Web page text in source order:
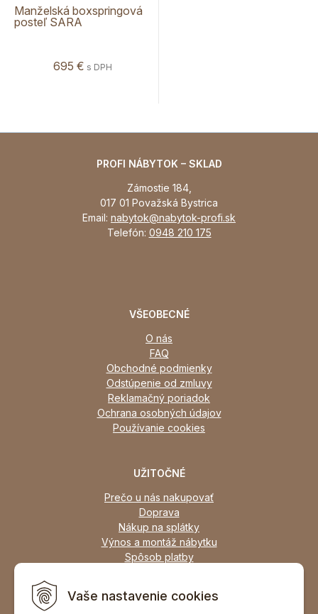
Vaše nastavenie cookies
Manželská boxspringová
posteľ SARA
695 € s DPH
PROFI NÁBYTOK – SKLAD
Zámostie 184,
017 01 Považská Bystrica
Email: nabytok@nabytok-profi.sk
Telefón: 0948 210 175
VŠEOBECNÉ
O nás
FAQ
Obchodné podmienky
Odstúpenie od zmluvy
Reklamačný poriadok
Ochrana osobných údajov
Používanie cookies
UŽITOČNÉ
Prečo u nás nakupovať
Doprava
Nákup na splátky
Výnos a montáž nábytku
Spôsob platby
Zariadime všetky typy interiérov